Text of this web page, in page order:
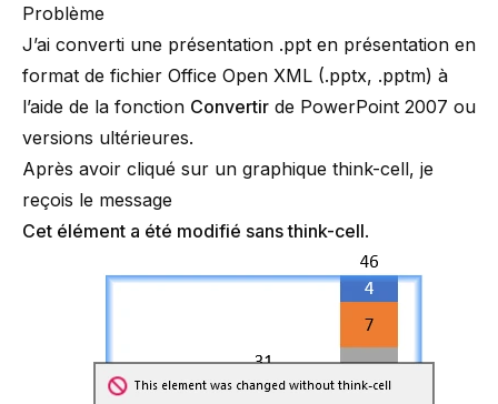
Problème
J’ai converti une présentation .ppt en présentation en
format de fichier Office Open XML (.pptx, .pptm) à
l’aide de la fonction Convertir de PowerPoint 2007 ou
versions ultérieures.
Après avoir cliqué sur un graphique think-cell, je
reçois le message
Cet élément a été modifié sans think-cell.